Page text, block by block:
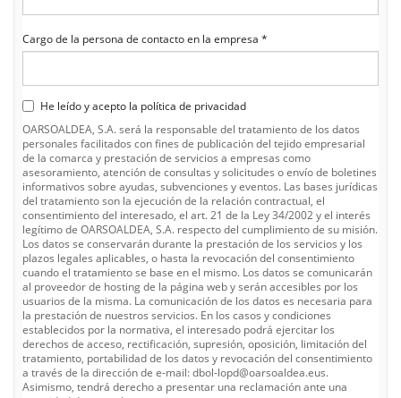
Cargo de la persona de contacto en la empresa *
He leído y acepto la política de privacidad
He
leído
y
acepto
la
política
de
privacidad
*
OARSOALDEA, S.A. será la responsable del tratamiento de los datos
personales facilitados con fines de publicación del tejido empresarial
de la comarca y prestación de servicios a empresas como
asesoramiento, atención de consultas y solicitudes o envío de boletines
informativos sobre ayudas, subvenciones y eventos. Las bases jurídicas
del tratamiento son la ejecución de la relación contractual, el
consentimiento del interesado, el art. 21 de la Ley 34/2002 y el interés
legítimo de OARSOALDEA, S.A. respecto del cumplimiento de su misión.
Los datos se conservarán durante la prestación de los servicios y los
plazos legales aplicables, o hasta la revocación del consentimiento
cuando el tratamiento se base en el mismo. Los datos se comunicarán
al proveedor de hosting de la página web y serán accesibles por los
usuarios de la misma. La comunicación de los datos es necesaria para
la prestación de nuestros servicios. En los casos y condiciones
establecidos por la normativa, el interesado podrá ejercitar los
derechos de acceso, rectificación, supresión, oposición, limitación del
tratamiento, portabilidad de los datos y revocación del consentimiento
a través de la dirección de e-mail: dbol-lopd@oarsoaldea.eus.
Asimismo, tendrá derecho a presentar una reclamación ante una